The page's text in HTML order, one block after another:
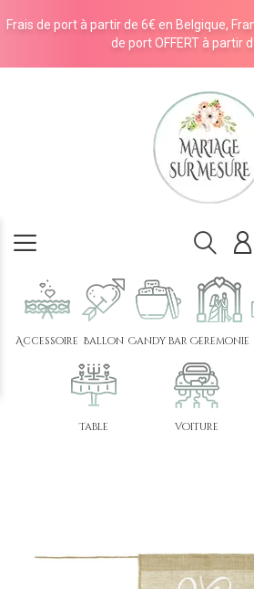
Frais de port à partir de 6€ en Belgique,
de port OFFERT à partir
Accessoire Ballon Candy bar Cérémonie
Table Voiture